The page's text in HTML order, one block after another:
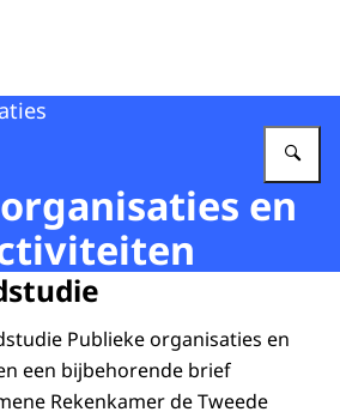
Algemene Rekenkamer
en
Publieke organisaties en
een bijbehorende brief
Rekenkamer de Tweede